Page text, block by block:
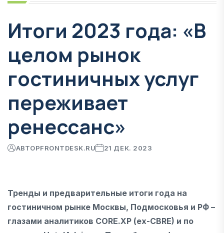
Итоги 2023 года: «В
целом рынок
гостиничных услуг
переживает
ренессанс»
АВТОРFRONTDESK.RU 21 ДЕК. 2023
Тренды и предварительные итоги года на
гостиничном рынке Москвы, Подмосковья и РФ –
глазами аналитиков CORE.XP (ex-CBRE) и по